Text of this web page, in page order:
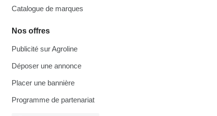
Catalogue de marques
Nos offres
Publicité sur Agroline
Déposer une annonce
Placer une bannière
Programme de partenariat